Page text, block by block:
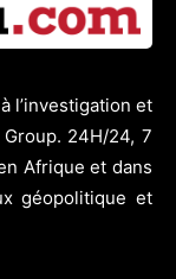
l’investigation et
24H/24, 7
Afrique et dans
géopolitique et